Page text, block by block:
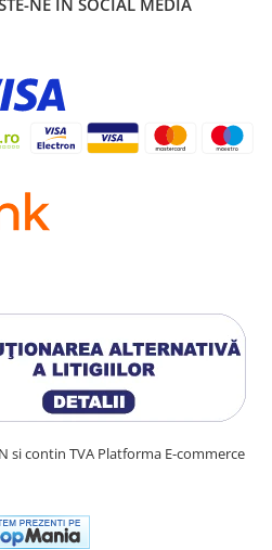
NE IN SOCIAL MEDIA
si contin TVA Platforma E-commerce